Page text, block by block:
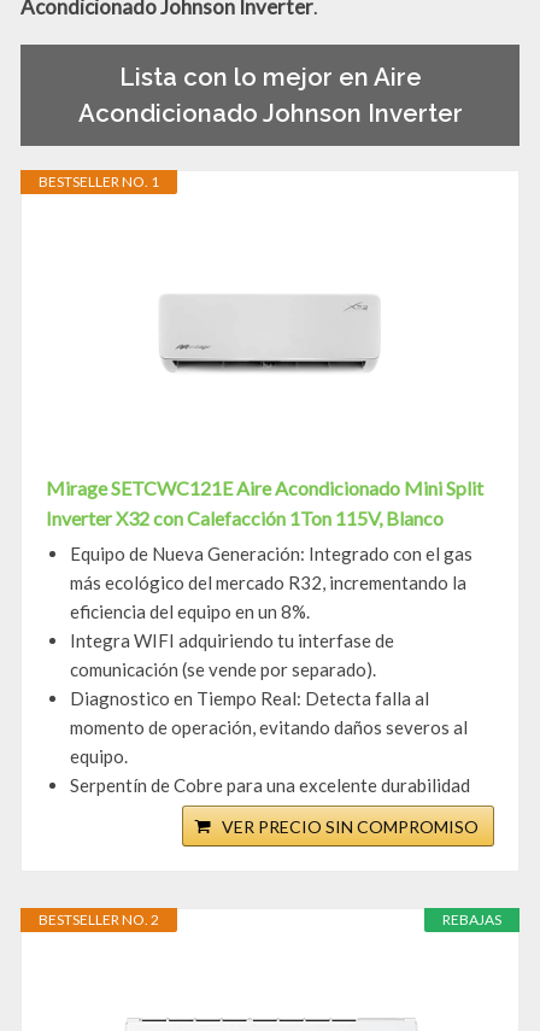
Acondicionado Johnson Inverter.
Lista con lo mejor en Aire
Acondicionado Johnson Inverter
BESTSELLER NO. 1
Mirage SETCWC121E Aire Acondicionado Mini Split
Inverter X32 con Calefacción 1Ton 115V, Blanco
Equipo de Nueva Generación: Integrado con el gas
más ecológico del mercado R32, incrementando la
eficiencia del equipo en un 8%.
Integra WIFI adquiriendo tu interfase de
comunicación (se vende por separado).
Diagnostico en Tiempo Real: Detecta falla al
momento de operación, evitando daños severos al
equipo.
Serpentín de Cobre para una excelente durabilidad
VER PRECIO SIN COMPROMISO
REBAJAS
BESTSELLER NO. 2